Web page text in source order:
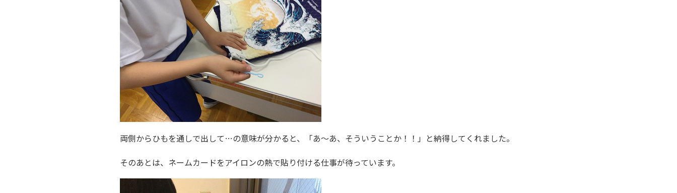
両側からひもを通しで出して…の意味が分かると、「あ～あ、そういうことか！！」と納得してくれました。
そのあとは、ネームカードをアイロンの熱で貼り付ける仕事が待っています。